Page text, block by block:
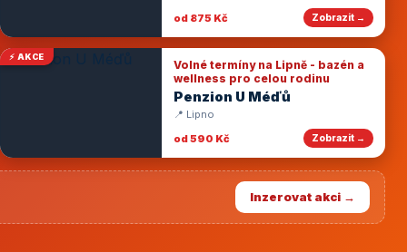
od 875 Kč
Zobrazit →
⚡ AKCE
Volné termíny na Lipně - bazén a
wellness pro celou rodinu
Penzion U Méďů
📍 Lipno
od 590 Kč
Zobrazit →
Inzerovat akci →